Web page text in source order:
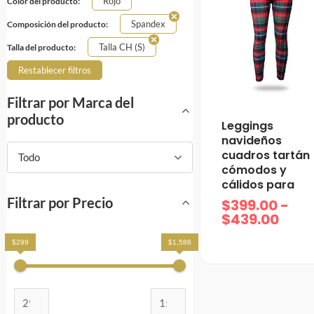
Composición del producto: Spandex
Talla del producto: Talla CH (S)
Restablecer filtros
Filtrar por Marca del
producto
Todo
Filtrar por Precio
$299 $1,588
Leggings
navideños
cuadros tartán
cómodos y
cálidos para
$399.00-
$439.00
de
desde
hasta